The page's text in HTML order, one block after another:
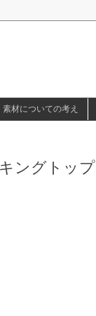
素材についての考え
ングトッ